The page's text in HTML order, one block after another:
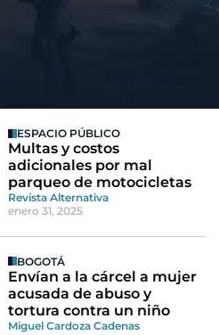
ESPACIO PÚBLICO
Multas y costos
adicionales por mal
parqueo de motocicletas
Revista Alternativa
enero 31, 2025
BOGOTÁ
Envían a la cárcel a mujer
acusada de abuso y
tortura contra un niño
Miguel Cardoza Cadenas